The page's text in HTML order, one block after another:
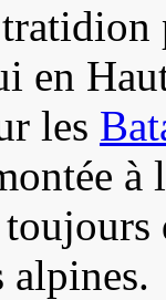
en
les
à
alpines.